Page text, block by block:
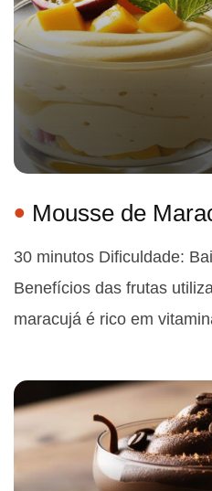
Mousse de
30 minutos Dificuldade:
Benefícios das frutas
maracujá é rico em